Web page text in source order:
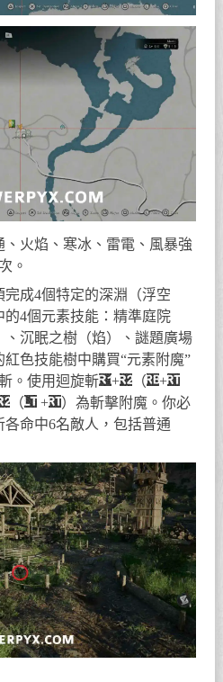
火焰、寒冰、雷電、風暴強
。
成4個特定的深淵（浮空
4個元素技能：精準庭院
、沉眠之樹（焰）、謎題廣場
紅色技能樹中購買“元素附魔”
。使用迴旋斬
+ （
+
（ +
）為斬擊附魔。你必
命中6名敵人，包括普通